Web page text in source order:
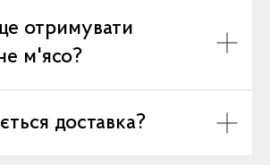
отримувати
м'ясо?
доставка?